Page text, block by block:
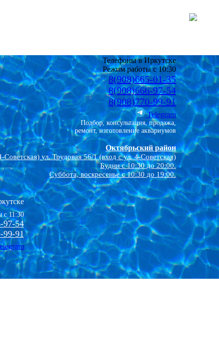
Телефоны в Иркутске
Режим работы с 10:30
8(908)665-01-35
8(908)666-97-54
8(908)770-99-91
Telegram
Подбор, консультация, продажа,
ремонт, изготовление аквариумов
Октябрьский район
Советская) ул. Трудовая 56/1 (вход с ул. 4-Советская)
Будни с 10:30 до 20:00.
Суббота, воскресенье с 10:30 до 19:00.
с 11:30
97-54
99-91